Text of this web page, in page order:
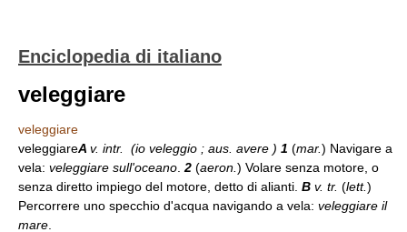
Enciclopedia di italiano
veleggiare
veleggiare
veleggiareA v. intr. (io veleggio ; aus. avere ) 1 (mar.) Navigare a
vela: veleggiare sull'oceano 2 (aeron. ) Volare senza motore, o
senza diretto impiego del motore, detto di alianti. B v. tr. (lett.)
Percorrere uno specchio d'acqua navigando a vela: veleggiare il
mare